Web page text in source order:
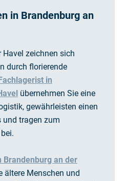
in Brandenburg an
Havel zeichnen sich
durch florierende
Fachlagerist in
übernehmen Sie eine
gewährleisten einen
und tragen zum
an der
ältere Menschen und